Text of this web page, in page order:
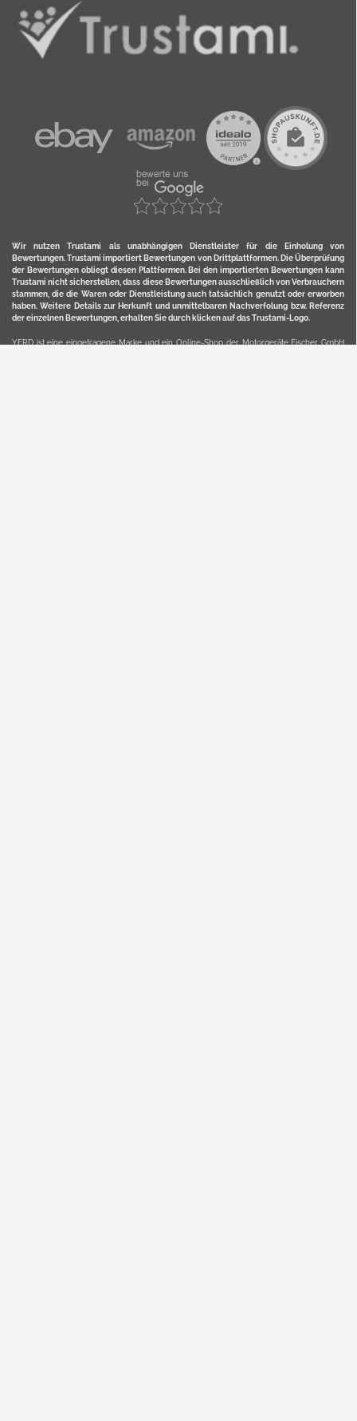
Wir nutzen Trustami als unabhängigen Dienstleister für die Einholung von
Bewertungen. Trustami importiert Bewertungen von Drittplattformen. Die Überprüfung
der Bewertungen obliegt diesen Plattformen. Bei den importierten Bewertungen kann
Trustami nicht sicherstellen, dass diese Bewertungen ausschließlich von Verbrauchern
stammen, die die Waren oder Dienstleistung auch tatsächlich genutzt oder erworben
haben. Weitere Details zur Herkunft und unmittelbaren Nachverfolung bzw. Referenz
der einzelnen Bewertungen, erhalten Sie durch klicken auf das Trustami-Logo.
YERD ist eine eingetragene Marke und ein Online-Shop der Motorgeräte Fischer GmbH